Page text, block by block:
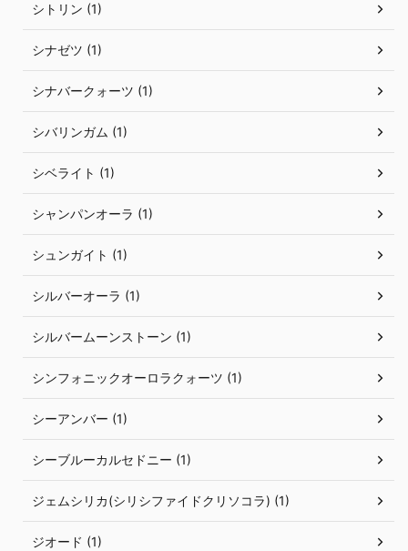
シトリン (1)
シナゼツ (1)
シナバークォーツ (1)
シバリンガム (1)
シベライト (1)
シャンパンオーラ (1)
シュンガイト (1)
シルバーオーラ (1)
シルバームーンストーン (1)
シンフォニックオーロラクォーツ (1)
シーアンバー (1)
シーブルーカルセドニー (1)
ジェムシリカ(シリシファイドクリソコラ) (1)
ジオード (1)